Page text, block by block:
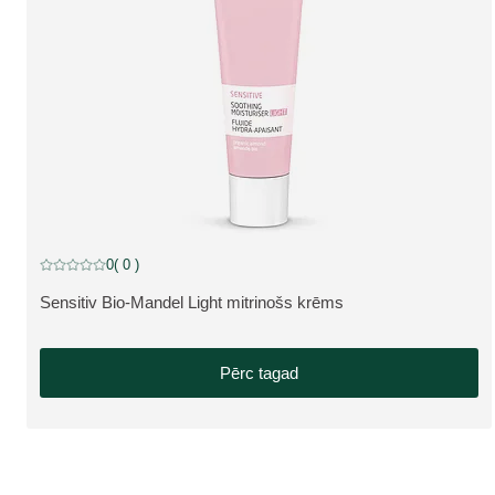
SKATĪT PRODUKTU:
Sensitiv Bio-Mandel Light mitrinošs krēms
Pašreizējais vērtējums: 0 no 5 zvaigznēm novērtēja 0 klienti
0( 0 )
Pērc tagad